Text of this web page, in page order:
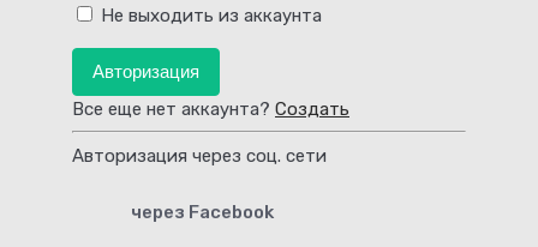
Не выходить из аккаунта
Авторизация
Все еще нет аккаунта? Создать
Авторизация через соц. сети
через Facebook